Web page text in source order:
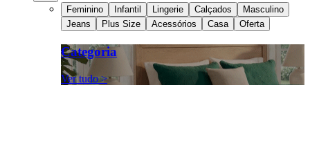
Feminino Infantil Lingerie Calçados
Masculino
Jeans
Plus Size Acessórios Casa Oferta
Categoria
Ver tudo >